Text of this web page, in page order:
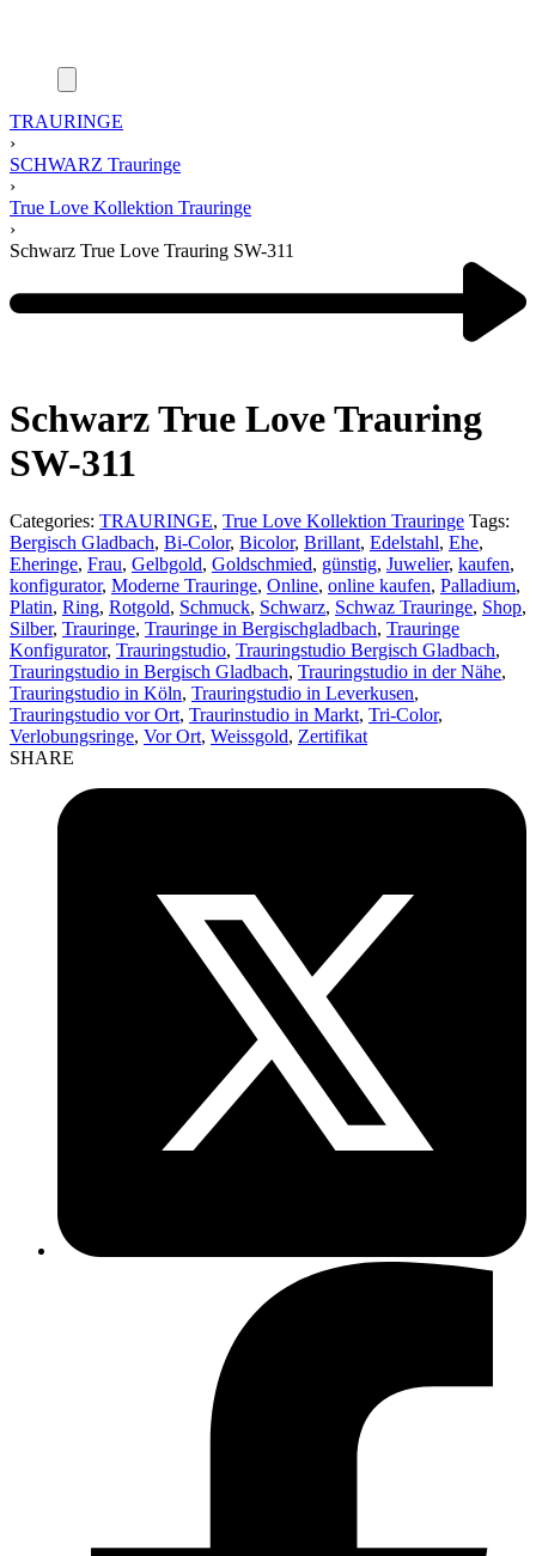
TRAURINGE
›
SCHWARZ Trauringe
›
True Love Kollektion Trauringe
›
Schwarz True Love Trauring SW-311
navigation
Schwarz True Love Trauring
SW-311
Categories: TRAURINGE, True Love Kollektion Trauringe Tags:
Bergisch Gladbach, Bi-Color, Bicolor, Brillant, Edelstahl, Ehe,
Eheringe, Frau, Gelbgold, Goldschmied, günstig, Juwelier, kaufen,
konfigurator, Moderne Trauringe, Online, online kaufen, Palladium,
Platin, Ring, Rotgold, Schmuck, Schwarz, Schwaz Trauringe, Shop,
Silber, Trauringe, Trauringe in Bergischgladbach, Trauringe
Konfigurator, Trauringstudio, Trauringstudio Bergisch Gladbach,
Trauringstudio in Bergisch Gladbach, Trauringstudio in der Nähe,
Trauringstudio in Köln, Trauringstudio in Leverkusen,
Trauringstudio vor Ort, Traurinstudio in Markt, Tri-Color,
Verlobungsringe, Vor Ort, Weissgold, Zertifikat
SHARE